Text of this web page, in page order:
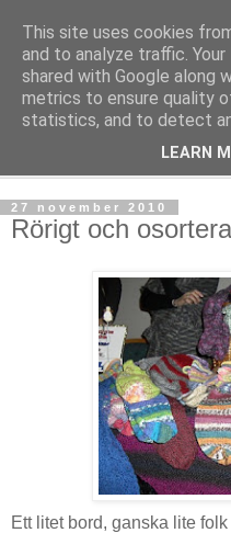
mönsterlöst
virkning och stickning
27 november 2010
Rörigt och
Ett litet bord, ganska lite
This site uses cookies
and to analyze traffic.
shared with Google along
metrics to ensure quality
statistics, and to detect
LEARN